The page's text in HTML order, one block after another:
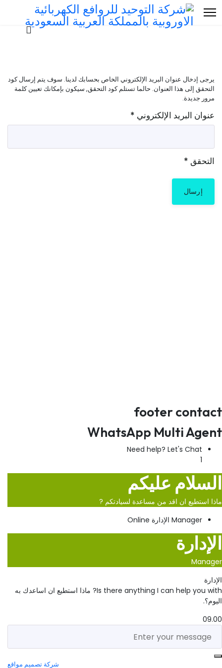
يرجى إدخال عنوان البريد الإلكتروني الخاص بحسابك لدينا. سوف يتم إرسال كود
التحقق إلى هذا العنوان. حالما تستلم كود التحقق, سيكون بإمكانك تعيين كلمة
مرور جديدة.
عنوان البريد الإلكتروني *
التحقق *
إرسال
footer contact
WhatsApp Multi Agent
Need help? Let's Chat
1
السلام عليكم
ماذا استطيع ان اقد من مساعدة لسيادتكم ?
Manager الإدارة Online
الإدارة
Manager
الإدارة
Is there anything I can help you with? ماذا استطيع ان اساعدك به
اليوم؟.
09.00
شركة تصميم مواقع